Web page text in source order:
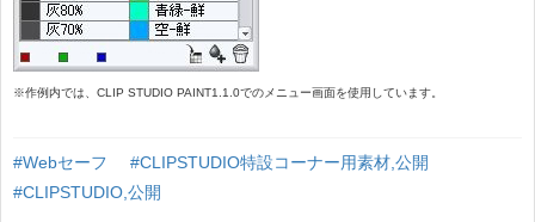
※作例内では、CLIP STUDIO PAINT1.1.0でのメニュー画面を使用しています。
#Webセーフ
#CLIPSTUDIO特設コーナー用素材,公開
#CLIPSTUDIO,公開